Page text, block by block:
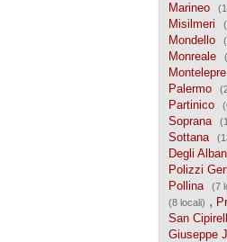
Marineo
Misilmeri
Mondello
Monreale
Montelepre
Palermo
Partinico
Soprana
Sottana
Degli
Polizzi
Pollina (7
(8 locali) ,
San
Giuseppe